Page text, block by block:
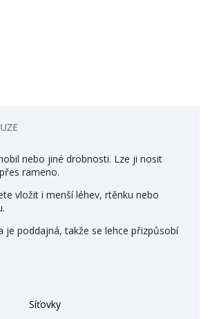
nebo jiné drobnosti. Lze ji nosit
rameno.
vložit i menší léhev, rtěnku nebo
je poddajná, takže se lehce přizpůsobí
Síťovky